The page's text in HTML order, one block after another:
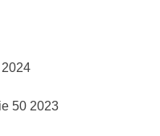
2024
50 2023